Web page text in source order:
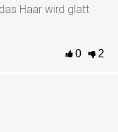
0 2
Haar wird glatt